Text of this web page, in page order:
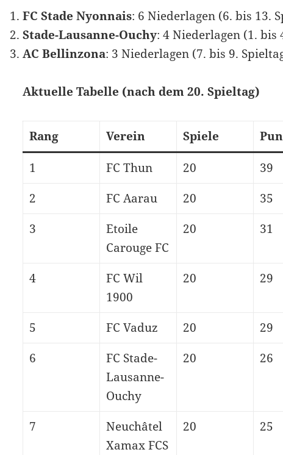
FC Stade Nyonnais: 6 Niederlagen (6. bis 13.
Stade-Lausanne-Ouchy: 4 Niederlagen (1. bis
AC Bellinzona: 3 Niederlagen (7. bis 9.
Aktuelle Tabelle (nach dem 20. Spieltag)
Rang Verein Spiele
1
FC Thun 20 39
2
FC Aarau 20 35
3
Etoile
Carouge FC
20 31
4
FC Wil
1900
20 29
5 FC Vaduz 20 29
6
FC Stade-
Lausanne-
Ouchy
20 26
7
Neuchâtel
Xamax FCS
20 25